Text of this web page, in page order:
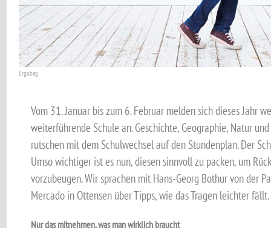
Ergobag
Vom 31. Januar bis zum 6. Februar melden sich dieses Jahr
weiterführende Schule an. Geschichte, Geographie, Natur
rutschen mit dem Schulwechsel auf den Stundenplan. Der
Umso wichtiger ist es nun, diesen sinnvoll zu packen, um
vorzubeugen. Wir sprachen mit Hans-Georg Bothur von der
Mercado in Ottensen über Tipps, wie das Tragen leichter fällt.
Nur das mitnehmen, was man wirklich braucht